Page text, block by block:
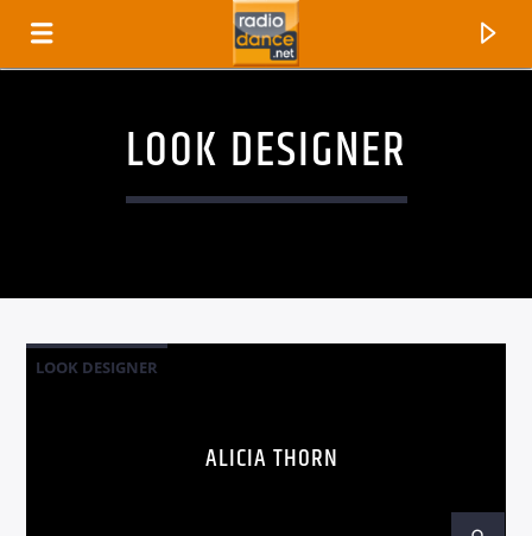
LOOK DESIGNER
LOOK DESIGNER
ALICIA THORN